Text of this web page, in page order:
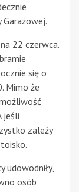
Garażowej.
22 czerwca.
się o
Mimo że
jeśli
zależy
udowodniły,
osób